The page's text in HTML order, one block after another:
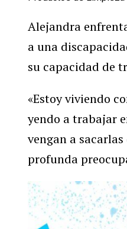
Alejandra
a una
su capacidad de
«Estoy viviendo
yendo a trabajar
vengan a
profunda